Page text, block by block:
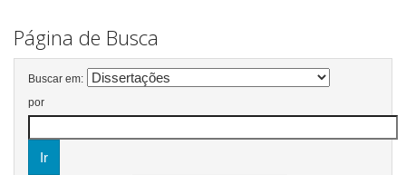
Página de Busca
Buscar em:
por